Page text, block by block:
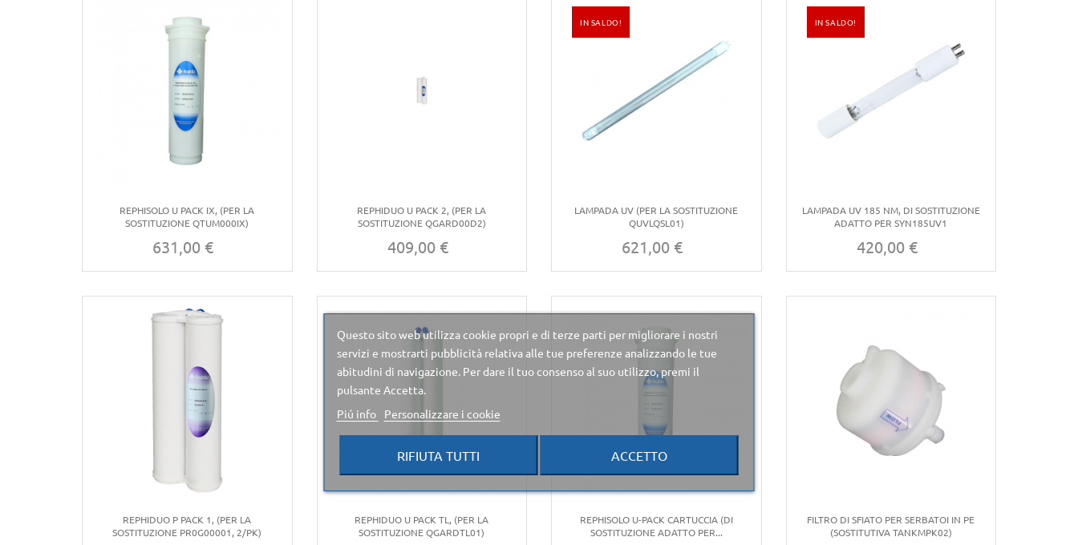
REPHISOLO U PACK IX, (PER LA
SOSTITUZIONE QTUM000IX)
Prezzo
631,00 €
REPHIDUO U PACK 2, (PER LA
SOSTITUZIONE QGARD00D2)
Prezzo
409,00 €
IN SALDO!
LAMPADA UV (PER LA SOSTITUZIONE
QUVLQSL01)
Prezzo
621,00 €
IN SALDO!
LAMPADA UV 185 NM, DI SOSTITUZIONE
ADATTO PER SYN185UV1
Prezzo
420,00 €
REPHIDUO P PACK 1, (PER LA
SOSTITUZIONE PR0G00001, 2/PK)
REPHIDUO U PACK TL, (PER LA
SOSTITUZIONE QGARDTL01)
REPHISOLO U-PACK CARTUCCIA (DI
SOSTITUZIONE ADATTO PER...
FILTRO DI SFIATO PER SERBATOI IN PE
(SOSTITUTIVA TANKMPK02)
Questo sito web utilizza cookie propri e di terze parti per migliorare i nostri
servizi e mostrarti pubblicità relativa alle tue preferenze analizzando le tue
abitudini di navigazione. Per dare il tuo consenso al suo utilizzo, premi il
pulsante Accetta.
Piú info
Personalizzare i cookie
RIFIUTA TUTTI ACCETTO